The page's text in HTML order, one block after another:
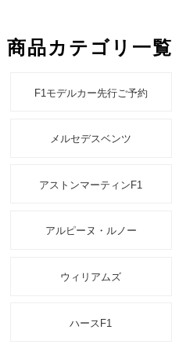
商品カテゴリ一覧
F1モデルカー先行ご予約
メルセデスベンツ
アストンマーティンF1
アルピーヌ・ルノー
ウィリアムズ
ハースF1